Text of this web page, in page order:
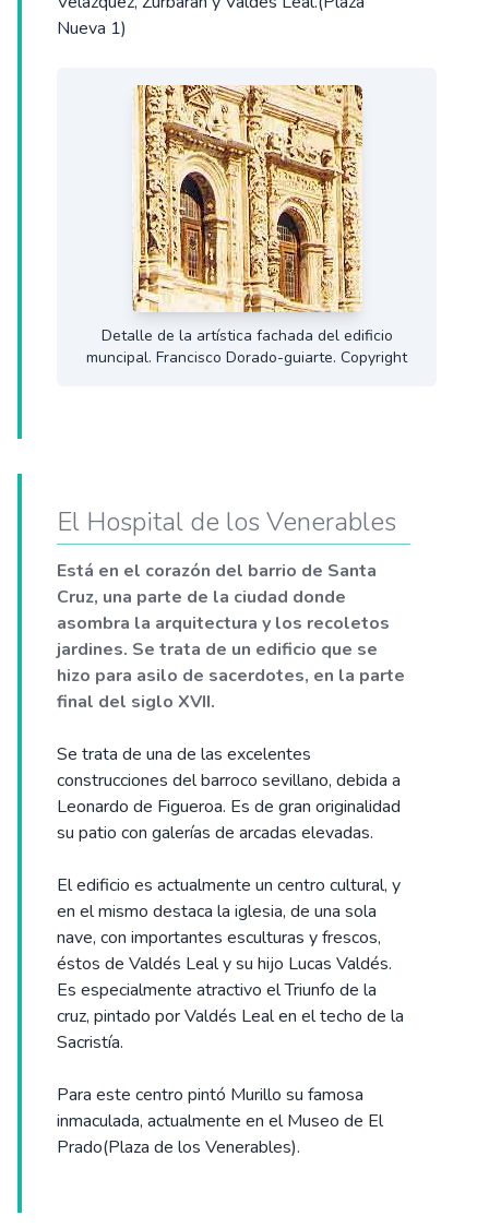
Nueva 1)
Detalle de la artística fachada del edificio
muncipal. Francisco Dorado-guiarte. Copyright
El Hospital de los Venerables
Está en el corazón del barrio de Santa
Cruz, una parte de la ciudad donde
asombra la arquitectura y los recoletos
jardines. Se trata de un edificio que se
hizo para asilo de sacerdotes, en la parte
final del siglo XVII.
Se trata de una de las excelentes
construcciones del barroco sevillano, debida a
Leonardo de Figueroa. Es de gran originalidad
su patio con galerías de arcadas elevadas.
El edificio es actualmente un centro cultural, y
en el mismo destaca la iglesia, de una sola
nave, con importantes esculturas y frescos,
éstos de Valdés Leal y su hijo Lucas Valdés.
Es especialmente atractivo el Triunfo de la
cruz, pintado por Valdés Leal en el techo de la
Sacristía.
Para este centro pintó Murillo su famosa
inmaculada, actualmente en el Museo de El
Prado(Plaza de los Venerables).